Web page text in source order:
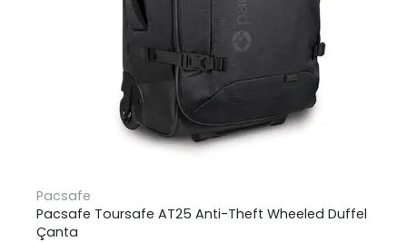
Pacsafe
Pacsafe Toursafe AT25 Anti-Theft Wheeled Duffel
Çanta